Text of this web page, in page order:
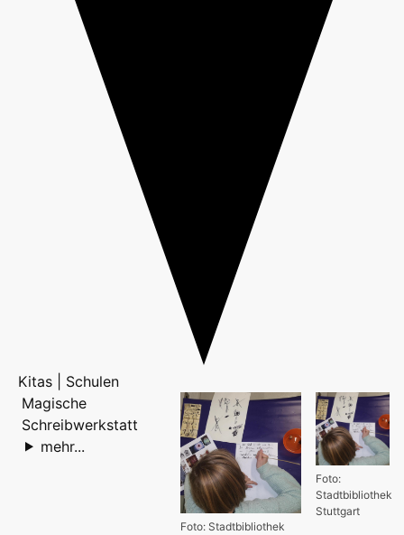
Kitas | Schulen
Foto:
Stadtbibliothek
Stuttgart
Foto: Stadtbibliothek
Magische
Schreibwerkstatt
mehr...